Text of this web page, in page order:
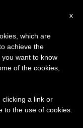
×
la pausa
de verano
también el
x
which are
achieve the
want to know
of the cookies,
clicking a link or
to the use of cookies.